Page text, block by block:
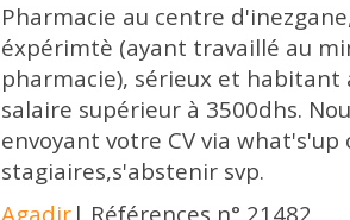
Pharmacie au centre
éxpérimtè (ayant travaillé au
pharmacie), sérieux et habitant
salaire supérieur à 3500dhs.
envoyant votre CV via
stagiaires,s'abstenir svp.